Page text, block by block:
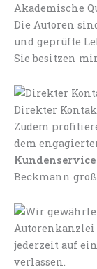
Akademische
Die Autoren
und geprüfte
Sie besitzen
Direkter
Zudem
dem
Kundenservice
Beckmann